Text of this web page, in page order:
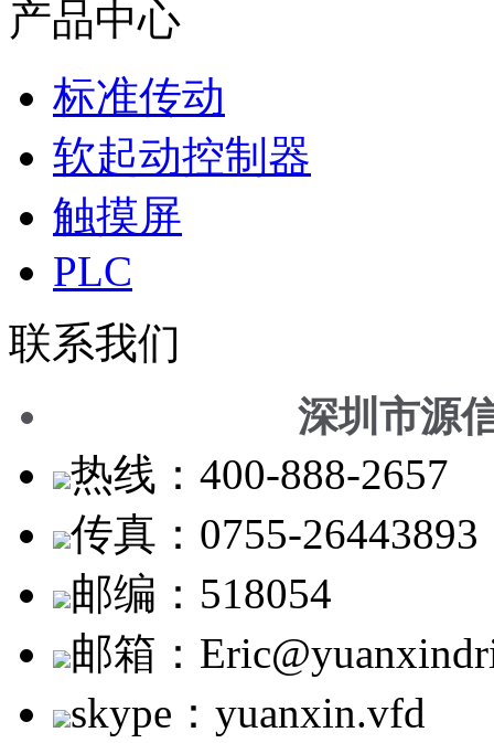
产品中心
标准传动
软起动控制器
触摸屏
PLC
联系我们
深圳市源
热线：400-888-2657
传真：0755-26443893
邮编：518054
邮箱：
skype：yuanxin.vfd